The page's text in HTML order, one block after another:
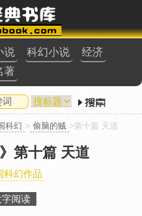
说 科幻小说
经济
著
科幻 > 偷脑的贼 >第十篇 天道
第十篇 天道
科幻作品
字阅读